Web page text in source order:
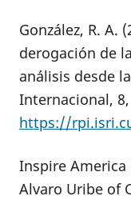
González, R. A.
derogación de
análisis desde
Internacional, 8,
https://
Inspire America
Alvaro Uribe of